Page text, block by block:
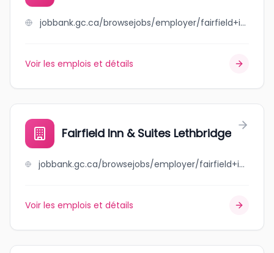
jobbank.gc.ca/browsejobs/employer/fairfield+inn+%26+suites/ca
Voir les emplois et détails
Fairfield Inn & Suites Lethbridge
jobbank.gc.ca/browsejobs/employer/fairfield+inn+%26+suites+lethbridge/ca
Voir les emplois et détails